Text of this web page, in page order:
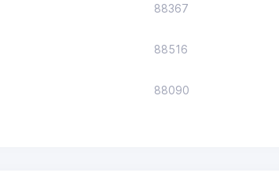
88367
88516
88090